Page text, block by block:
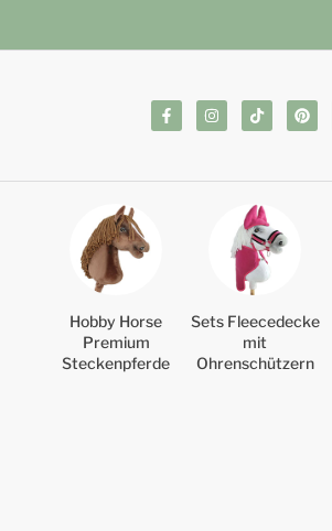
Hobby Horse
Premium
Steckenpferde
Sets Fleecedecke
mit
Ohrenschützern